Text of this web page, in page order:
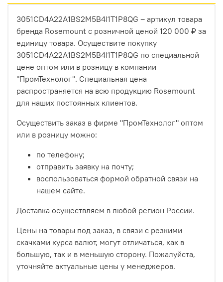
3051CD4A22A1BS2M5B4I1T1P8QG – артикул товара
бренда Rosemount с розничной ценой 120 000 ₽ за
единицу товара. Осуществите покупку
3051CD4A22A1BS2M5B4I1T1P8QG по специальной
цене оптом или в розницу в компании
"ПромТехнолог". Специальная цена
распространяется на всю продукцию Rosemount
для наших постоянных клиентов.
Осуществить заказ в фирме "ПромТехнолог" оптом
или в розницу можно:
по телефону;
отправить заявку на почту;
воспользоваться формой обратной связи на
нашем сайте.
Доставка осуществляем в любой регион России.
Цены на товары под заказ, в связи с резкими
скачками курса валют, могут отличаться, как в
большую, так и в меньшую сторону. Пожалуйста,
уточняйте актуальные цены у менеджеров.